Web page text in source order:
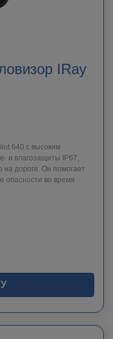
IRay
640 с высоким
и влагозащиты IP67,
дороге. Он помогает
опасности во время